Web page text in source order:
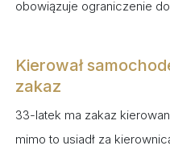
obowiązuje ograniczenie
Kierował
zakaz
33-latek ma zakaz
mimo to usiadł za